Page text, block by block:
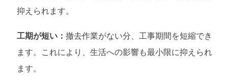
抑えられます。
工期が短い： 撤去作業がない分、工事期間を短縮でき
ます。これにより、生活への影響も最小限に抑えられ
ます。